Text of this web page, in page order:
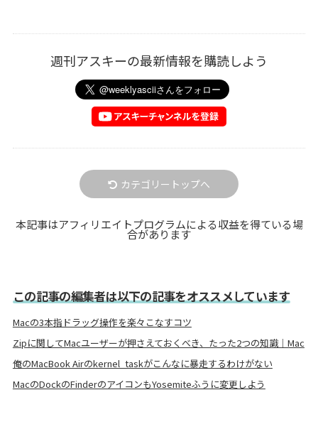
週刊アスキーの最新情報を購読しよう
カテゴリートップへ
本記事はアフィリエイトプログラムによる収益を得ている場
合があります
この記事の編集者は以下の記事をオススメしています
Macの3本指ドラッグ操作を楽々こなすコツ
Zipに関してMacユーザーが押さえておくべき、たった2つの知識｜Mac
俺のMacBook Airのkernel_taskがこんなに暴走するわけがない
MacのDockのFinderのアイコンもYosemiteふうに変更しよう